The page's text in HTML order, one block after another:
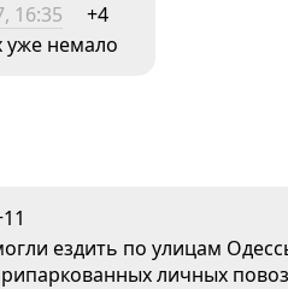
16:35
+4
уже немало
ездить по улицам
личных